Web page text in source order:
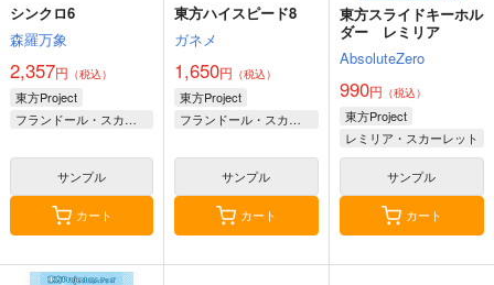
今日の一枚 2022
年 Vol.3
WhitePlanter
660 （税込）
今日の一枚 2023
年 Vol.3
WhitePlanter
660 （税込）
今日の一枚 2023
年 Vol.2
WhitePlanter
660円（税込）
シンクロ6
森羅万象
2,357円 （税込）
東方Project
フランドール・スカーレット
サンプル
カート
東方ハイスピード8
ガネメ
1,650円 （税込）
東方Project
フランドール・スカーレット
サンプル
カート
東方スライドキーホル
ダー レミリア
AbsoluteZero
990円 （税込）
東方Project
レミリア・スカーレット
サンプル
カート